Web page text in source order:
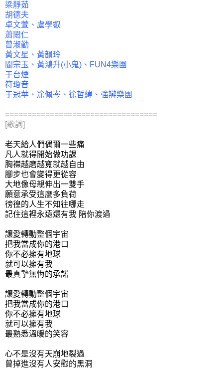
梁靜茹
胡德夫
卓文萱、盧學叡
蕭閎仁
曾淑勤
黃文星、黃韻玲
閻宗玉、黃鴻升(小鬼)、FUN4樂團
于台煙
符瓊音
于冠華、凃佩岑、徐哲緯、強辯樂團
==================================
[歌詞]
老天給人們偶爾一些痛
凡人就得開始做功課
胸襟越磨越寬就越自由
腳步也會變得更從容
大地像母親伸出一雙手
願意承受這麼多負荷
徬徨的人生不知往哪走
記住這裡永遠還有我 陪你渡過
讓愛轉動整個宇宙
把我當成你的港口
你不必擁有地球
就可以擁有我
最真摯無悔的承諾
讓愛轉動整個宇宙
把我當成你的港口
你不必擁有地球
就可以擁有我
最熟悉溫暖的笑容
心不是沒有天崩地裂過
曾掉進沒有人安慰的黑洞